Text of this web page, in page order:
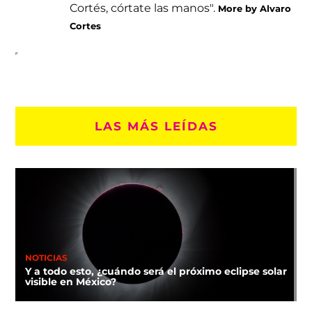
Cortés, córtate las manos". More by Alvaro
Cortes
LAS MÁS LEÍDAS
NOTICIAS
Y a todo esto, ¿cuándo será el próximo eclipse solar
visible en México?